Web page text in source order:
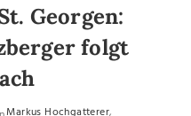
Georgen:
folgt
Markus Hochgatterer,